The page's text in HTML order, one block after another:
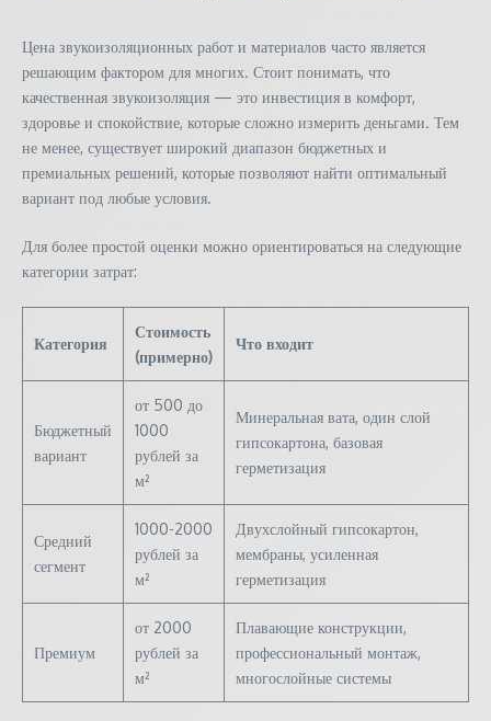
Цена звукоизоляционных работ и материалов часто является
решающим фактором для многих. Стоит понимать, что
качественная звукоизоляция — это инвестиция в комфорт,
здоровье и спокойствие, которые сложно измерить деньгами. Тем
не менее, существует широкий диапазон бюджетных и
премиальных решений, которые позволяют найти оптимальный
вариант под любые условия.
Для более простой оценки можно ориентироваться на следующие
категории затрат:
Категория
Стоимость
(примерно)
Что входит
Бюджетный
вариант
от 500 до
1000
рублей за
м²
Минеральная вата, один слой
гипсокартона, базовая
герметизация
Средний
сегмент
1000-2000
рублей за
м²
Двухслойный гипсокартон,
мембраны, усиленная
герметизация
Премиум
от 2000
рублей за
м²
Плавающие конструкции,
профессиональный монтаж,
многослойные системы